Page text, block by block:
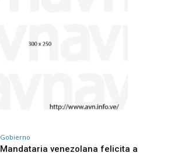
Gobierno
Mandataria venezolana felicita a